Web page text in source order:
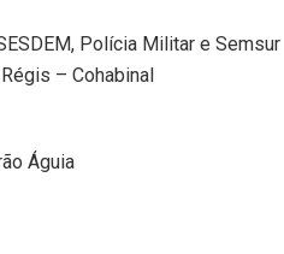
Polícia Militar e Semsur
– Cohabinal
Águia